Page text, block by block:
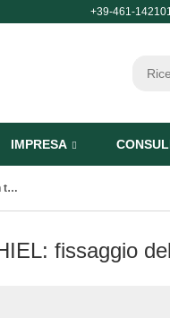
+39-461-
IMPRESA
Sistemi di copertura con teloni | moderni sistemi di fissaggio e installazione
fissaggio